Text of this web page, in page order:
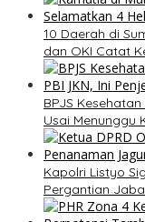
10 Daerah di
dan OKI Catat
BPJS
Usai Menunggu
Kapolri Listyo
Pergantian